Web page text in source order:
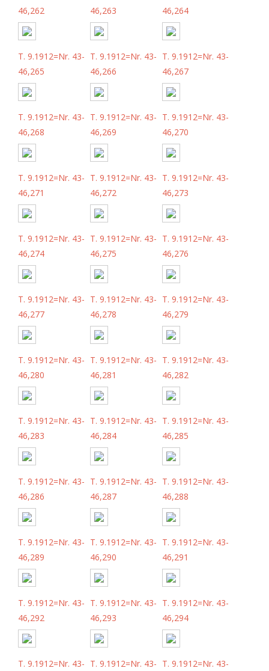
46,262
46,263
46,264
T. 9.1912=Nr. 43-
46,265
T. 9.1912=Nr. 43-
46,266
T. 9.1912=Nr. 43-
46,267
T. 9.1912=Nr. 43-
46,268
T. 9.1912=Nr. 43-
46,269
T. 9.1912=Nr. 43-
46,270
T. 9.1912=Nr. 43-
46,271
T. 9.1912=Nr. 43-
46,272
T. 9.1912=Nr. 43-
46,273
T. 9.1912=Nr. 43-
46,274
T. 9.1912=Nr. 43-
46,275
T. 9.1912=Nr. 43-
46,276
T. 9.1912=Nr. 43-
46,277
T. 9.1912=Nr. 43-
46,278
T. 9.1912=Nr. 43-
46,279
T. 9.1912=Nr. 43-
46,280
T. 9.1912=Nr. 43-
46,281
T. 9.1912=Nr. 43-
46,282
T. 9.1912=Nr. 43-
46,283
T. 9.1912=Nr. 43-
46,284
T. 9.1912=Nr. 43-
46,285
T. 9.1912=Nr. 43-
46,286
T. 9.1912=Nr. 43-
46,287
T. 9.1912=Nr. 43-
46,288
T. 9.1912=Nr. 43-
46,289
T. 9.1912=Nr. 43-
46,290
T. 9.1912=Nr. 43-
46,291
T. 9.1912=Nr. 43-
46,292
T. 9.1912=Nr. 43-
46,293
T. 9.1912=Nr. 43-
46,294
T. 9.1912=Nr. 43- T. 9.1912=Nr. 43- T. 9.1912=Nr. 43-